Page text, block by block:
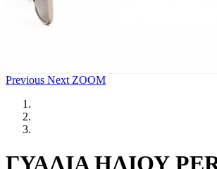
Previous Next ZOOM
ΓΥΑΛΙΑ ΗΛΙΟΥ